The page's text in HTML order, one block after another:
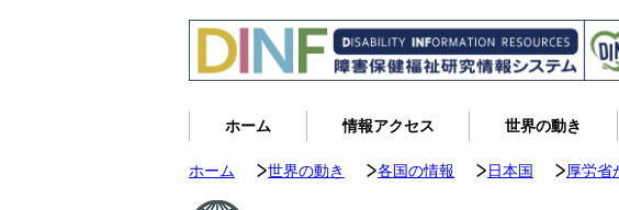
ホーム 情報アクセス 世界の動き
ホーム 世界の動き 各国の情報 日本国 厚労省